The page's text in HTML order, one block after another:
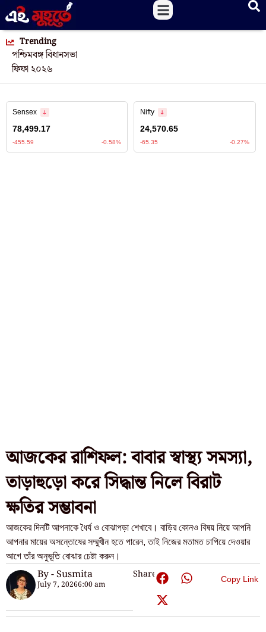
Trending
পশ্চিমবঙ্গ বিধানসভা
ফিফা ২০২৬
আজকের রাশিফল: বাবার স্বাস্থ্য সমস্যা,
তাড়াহুড়ো করে সিদ্ধান্ত নিলে বিরাট
ক্ষতির সম্ভাবনা
আজকের দিনটি আপনাকে ধৈর্য ও বোঝাপড়া শেখাবে। বাড়ির কোনও বিষয় নিয়ে আপনি
আপনার মায়ের অসন্তোষের সম্মুখীন হতে পারেন, তাই নিজের মতামত চাপিয়ে দেওয়ার
আগে তাঁর অনুভূতি বোঝার চেষ্টা করুন।
By - Susmita
July 7, 20266:00 am
Share: Copy Link